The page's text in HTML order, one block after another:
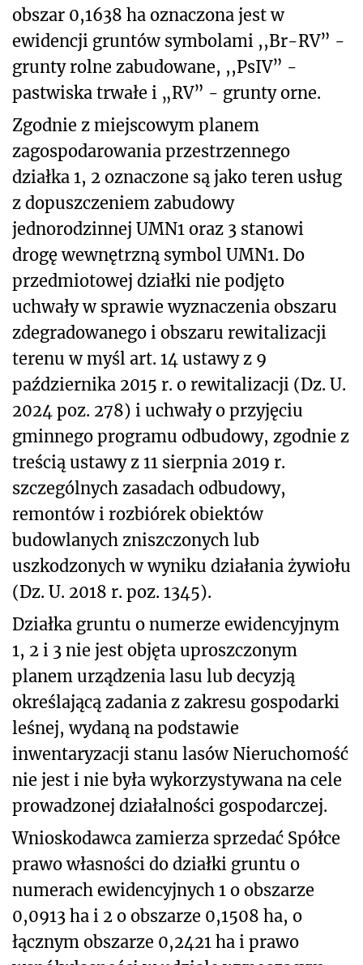
obszar 0,1638 ha oznaczona jest w
ewidencji gruntów symbolami ,,Br-RV” -
grunty rolne zabudowane, ,,PsIV” -
pastwiska trwałe i „RV” - grunty orne.
Zgodnie z miejscowym planem
zagospodarowania przestrzennego
działka 1, 2 oznaczone są jako teren usług
z dopuszczeniem zabudowy
jednorodzinnej UMN1 oraz 3 stanowi
drogę wewnętrzną symbol UMN1. Do
przedmiotowej działki nie podjęto
uchwały w sprawie wyznaczenia obszaru
zdegradowanego i obszaru rewitalizacji
terenu w myśl art. 14 ustawy z 9
października 2015 r. o rewitalizacji (Dz. U.
2024 poz. 278) i uchwały o przyjęciu
gminnego programu odbudowy, zgodnie z
treścią ustawy z 11 sierpnia 2019 r.
szczególnych zasadach odbudowy,
remontów i rozbiórek obiektów
budowlanych zniszczonych lub
uszkodzonych w wyniku działania żywiołu
(Dz. U. 2018 r. poz. 1345).
Działka gruntu o numerze ewidencyjnym
1, 2 i 3 nie jest objęta uproszczonym
planem urządzenia lasu lub decyzją
określającą zadania z zakresu gospodarki
leśnej, wydaną na podstawie
inwentaryzacji stanu lasów Nieruchomość
nie jest i nie była wykorzystywana na cele
prowadzonej działalności gospodarczej.
Wnioskodawca zamierza sprzedać Spółce
prawo własności do działki gruntu o
numerach ewidencyjnych 1 o obszarze
0,0913 ha i 2 o obszarze 0,1508 ha, o
łącznym obszarze 0,2421 ha i prawo